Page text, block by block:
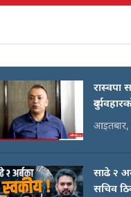
रास्वपा
आइतबार,
साढे २
सचिव